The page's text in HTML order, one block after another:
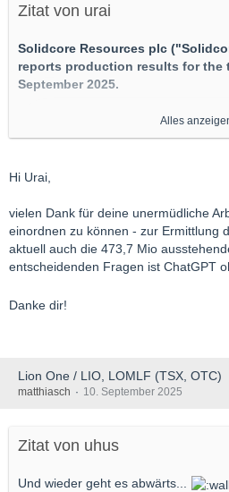
Zitat von urai
Solidcore Resources plc
reports production results for the
September 2025.
https://www.solidcore-
Konzentratlager und ein deutlicher
„Das Unternehmen erzielt weiterhin
Projekt Ertis POX und treibt die
für Syrymbet voran“, sagte Vitaly
Resources plc.
Die Zahlen sind natürlich Top! Ich
31.10.2025: 169koz AuEq
Verkauf (156koz) minus Produktion
Das sind immer noch rund 680 Mio.
Alles
Hi Urai,
vielen Dank für deine unermüdliche
einordnen zu können - zur Ermittlung
aktuell auch die 473,7 Mio
entscheidenden Fragen ist ChatGPT
Danke dir!
Lion One / LIO, LOMLF (TSX, OTC)
matthiasch 10. September 2025
Zitat von uhus
Und wieder geht es abwärts...